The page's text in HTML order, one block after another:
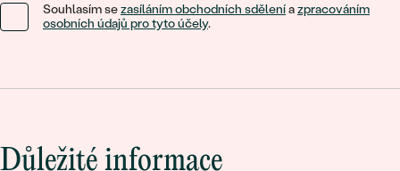
Souhlasím sezasíláním obchodních sděleníazpracováním
osobních údajů pro tyto účely.
Důležité informace